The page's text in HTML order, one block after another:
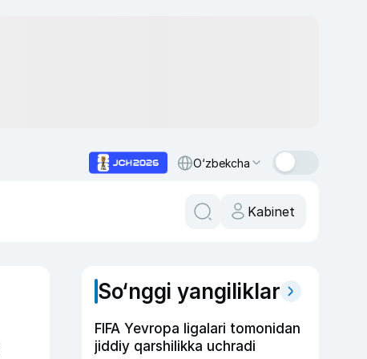
O‘zbekcha
Kabinet
So‘nggi yangiliklar
FIFA Yevropa ligalari tomonidan
jiddiy qarshilikka uchradi